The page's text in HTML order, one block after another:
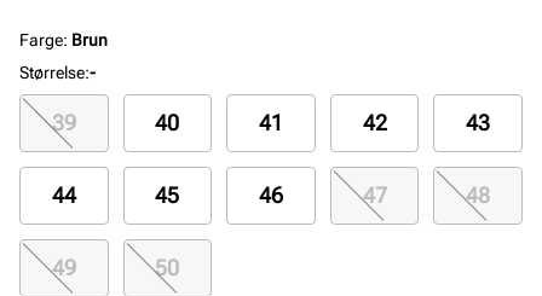
Farge: Brun
Størrelse:-
39 40 41 42 43
44 45 46 47 48
49 50